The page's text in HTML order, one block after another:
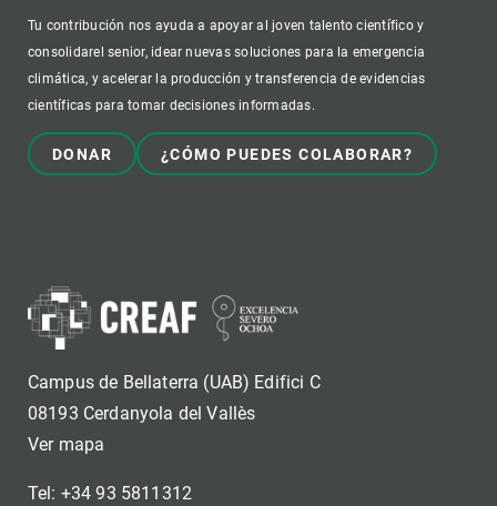
Tu contribución nos ayuda a apoyar al joven talento científico y
consolidarel senior, idear nuevas soluciones para la emergencia
climática, y acelerar la producción y transferencia de evidencias
científicas para tomar decisiones informadas.
DONAR ¿CÓMO PUEDES COLABORAR?
Campus de Bellaterra (UAB) Edifici C
08193 Cerdanyola del Vallès
Ver mapa
Tel: +34 93 5811312